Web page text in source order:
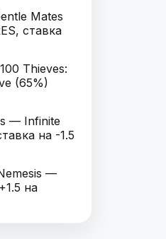
Mates
ставка
Thieves:
(65%)
— Infinite
на -1.5
—
на